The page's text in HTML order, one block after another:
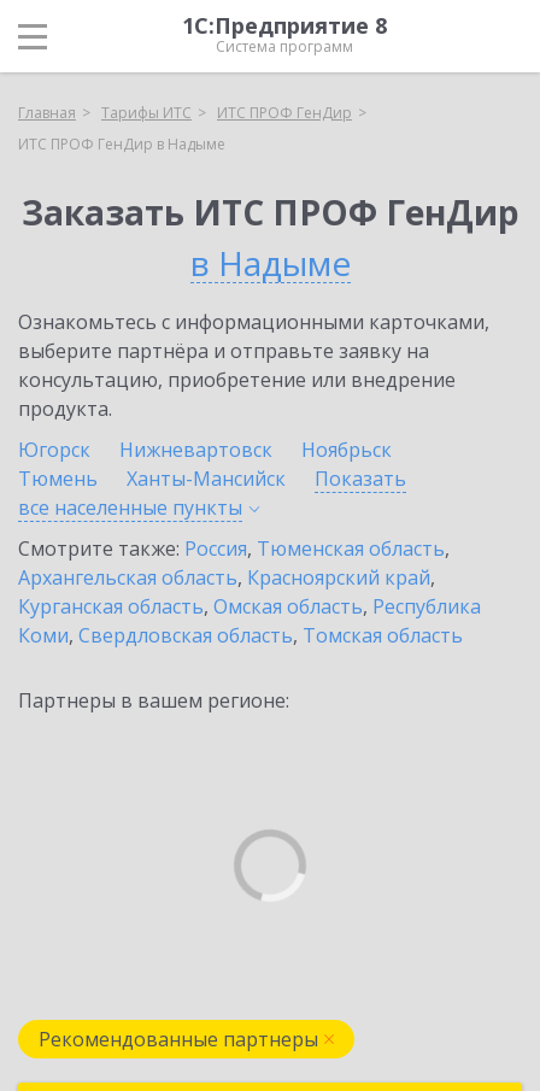
1С:Предприятие 8
Система программ
Главная Тарифы ИТС
ИТС ПРОФ ГенДир
ИТС ПРОФ ГенДир в Надыме
Заказать ИТС ПРОФ ГенДир
в Надыме
Ознакомьтесь с информационными карточками,
выберите партнёра и отправьте заявку на
консультацию, приобретение или внедрение
продукта.
Югорск
Нижневартовск
Ноябрьск
Тюмень
Ханты-Мансийск
Показать
все населенные пункты
Смотрите также: Россия, Тюменская область,
Архангельская область, Красноярский край,
Курганская область, Омская область, Республика
Коми, Свердловская область, Томская область
Партнеры в вашем регионе:
Рекомендованные партнеры